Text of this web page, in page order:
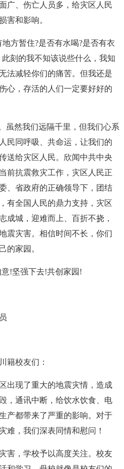
广、伤亡人员多，给灾区人民
害和影响。
方暂住?是否有水喝?是否有衣
此刻的我不知该说些什么，我知
法减轻你们的痛苦。但我还是
心，存活的人们一定要好好的
虽然我们远隔千里，但我们心系
民同呼吸、共命运，让我们的
送给灾区人民。欣闻中共中央
前抗震救灾工作，灾区人民正
、省政府的正确领导下，团结
有全国人民的鼎力支持，灾区
成城，迎难而上、百折不挠，
震灾害。相信时间不长，你们
的家园。
!坚强下去!共创家园!
籍校友们：
出现了重大的地震灾情，造成
，通讯中断，给饮水饮食、电
产都带来了严重的影响。对于
难，我们深表同情和慰问！
害，学校予以高度关注。校友